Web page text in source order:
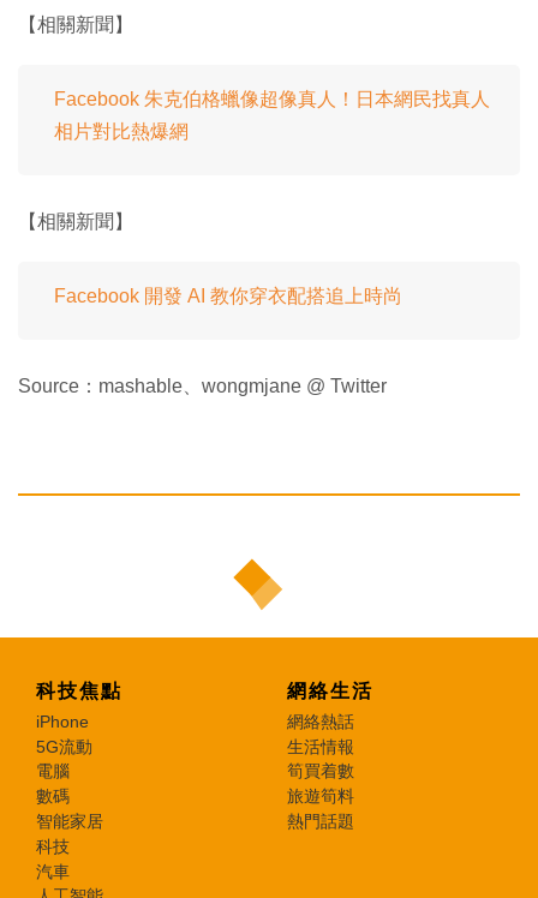
【相關新聞】
Facebook 朱克伯格蠟像超像真人！日本網民找真人
相片對比熱爆網
【相關新聞】
Facebook 開發 AI 教你穿衣配搭追上時尚
Source：mashable、wongmjane @ Twitter
科技焦點
iPhone
5G流動
電腦
數碼
智能家居
科技
汽車
網絡生活
網絡熱話
生活情報
筍買着數
旅遊筍料
熱門話題